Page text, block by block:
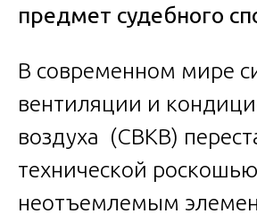
предмет судебного
В современном мире
вентиляции и
воздуха (СВКВ)
технической
неотъемлемым